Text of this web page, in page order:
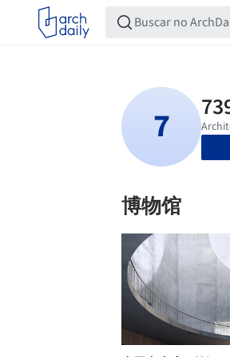
博物馆